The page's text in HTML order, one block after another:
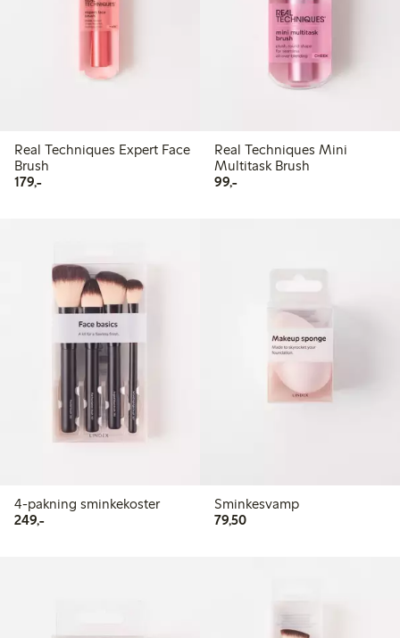
Real Techniques Expert Face
Brush
179,-179,00 kr
Real Techniques Mini
Multitask Brush
99,-99,00 kr
4-pakning sminkekoster
249,-249,00 kr
Sminkesvamp
79,5079,50 kr